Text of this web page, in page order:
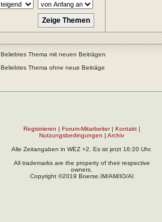
Beliebtes Thema mit neuen Beiträgen
Beliebtes Thema ohne neue Beiträge
Registrieren | Forum-Mitarbeiter| Kontakt|
Nutzungsbedingungen | Archiv
Alle Zeitangaben in WEZ +2. Es ist jetzt 16:20 Uhr.
All trademarks are the property of their respective
owners.
Copyright ©2019 Boerse.IM/AM/IO/AI